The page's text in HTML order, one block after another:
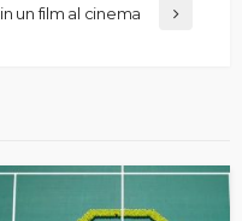
un film al cinema